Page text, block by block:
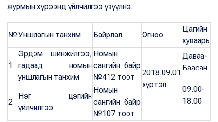
журмын хүрээнд үйлчилгээ үзүүлнэ.
№ Уншлагын танхим Байрлал Огноо
Цагийн
хуваарь
1
Эрдэм шинжилгээ,
гадаад номын
уншлагын танхим
Номын
сангийн байр
№412 тоот
2018.09.01
хүртэл
Даваа-
Баасан
09.00-
18.00
2
Нэг цэгийн
үйлчилгээ
Номын
сангийн байр
№107 тоот